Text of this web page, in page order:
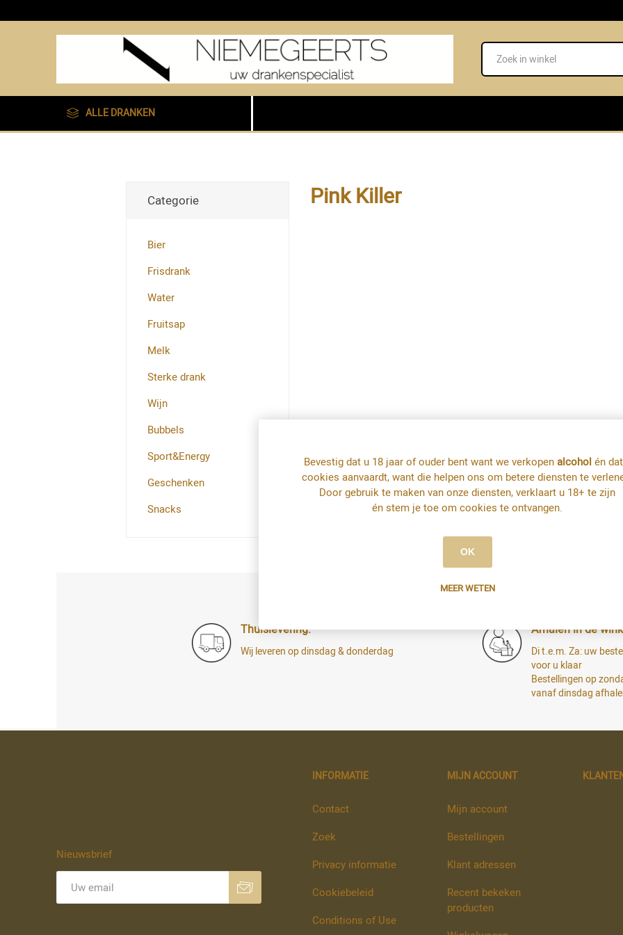
ALLE DRANKEN
Categorie
Bier
Frisdrank
Water
Fruitsap
Melk
Sterke drank
Wijn
Bubbels
Sport&Energy
Geschenken
Snacks
Pink Killer
Thuislevering:
Wij leveren op dinsdag & donderdag
Afhalen in de
Di t.e.m. Za: uw
voor u klaar
Bestellingen op
vanaf dinsdag
Nieuwsbrief
INFORMATIE
Contact
Zoek
Privacy informatie
Cookiebeleid
Conditions of Use
MIJN ACCOUNT
Mijn account
Bestellingen
Klant adressen
Recent bekeken
producten
Bevestig dat u 18 jaar of ouder bent want we verkopenalcoholén
cookies aanvaardt, want die helpen ons om betere diensten te
Door gebruik te maken van onze diensten, verklaart u 18+ te zijn
én stem je toe om cookies te ontvangen.
OK
MEER WETEN